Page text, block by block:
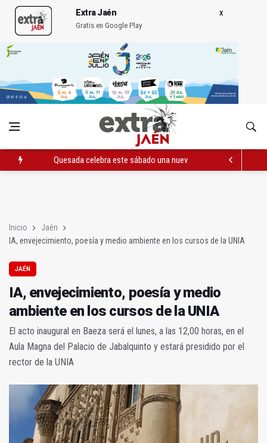
Extra Jaén
Gratis en Google Play
Quesada celebra este sábado una nueva jornada de Orgullo
Inicio
Jaén
IA, envejecimiento, poesía y medio ambiente en los cursos de la UNIA
JAÉN
IA, envejecimiento, poesía y medio
ambiente en los cursos de la UNIA
El acto inaugural en Baeza será el lunes, a las 12,00 horas, en el
Aula Magna del Palacio de Jabalquinto y estará presidido por el
rector de la UNIA